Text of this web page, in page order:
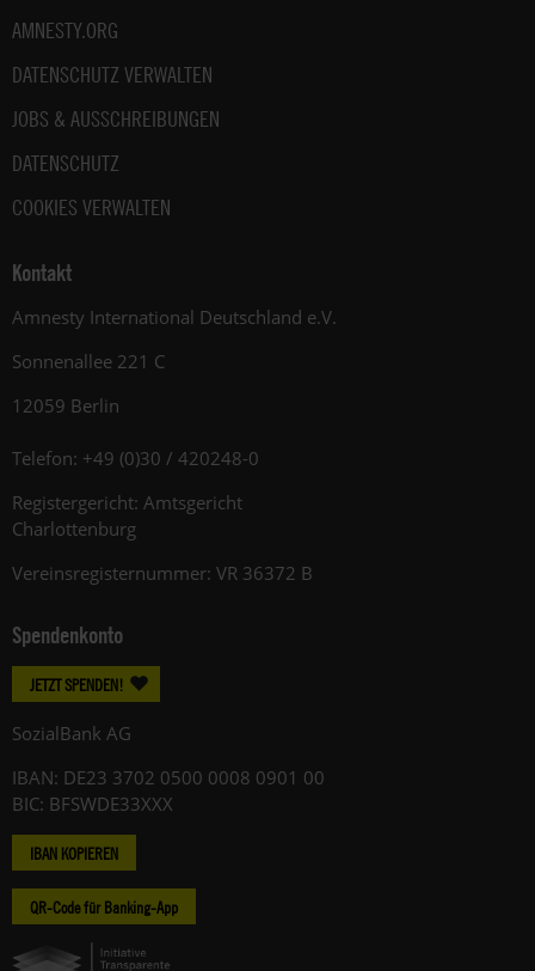
AMNESTY.ORG
DATENSCHUTZ VERWALTEN
JOBS & AUSSCHREIBUNGEN
DATENSCHUTZ
COOKIES VERWALTEN
Kontakt
Amnesty International Deutschland e.V.
Sonnenallee 221 C
12059 Berlin
Telefon: +49 (0)30 / 420248-0
Registergericht: Amtsgericht
Charlottenburg
Vereinsregisternummer: VR 36372 B
Spendenkonto
JETZT SPENDEN!
SozialBank AG
IBAN: DE23 3702 0500 0008 0901 00
BIC: BFSWDE33XXX
IBAN KOPIEREN
QR-Code für Banking-App